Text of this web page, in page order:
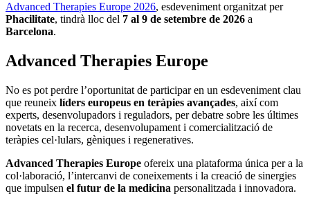
Advanced Therapies Europe 2026, esdeveniment organitzat per
Phacilitate, tindrà lloc del 7 al 9 de setembre de 2026 a
Barcelona.
Advanced Therapies Europe
No es pot perdre l’oportunitat de participar en un esdeveniment clau
que reuneix líders europeus en teràpies avançades, així com
experts, desenvolupadors i reguladors, per debatre sobre les últimes
novetats en la recerca, desenvolupament i comercialització de
teràpies cel·lulars, gèniques i regeneratives.
Advanced Therapies Europe ofereix una plataforma única per a la
col·laboració, l’intercanvi de coneixements i la creació de sinergies
que impulsen el futur de la medicina personalitzada i innovadora.